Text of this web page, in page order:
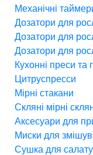
Механічні
Дозатори для
Дозатори для
Дозатори для
Кухонні преси та
Цитруспресси
Мірні стакани
Скляні мірні
Аксесуари для
Миски для
Сушка для салату